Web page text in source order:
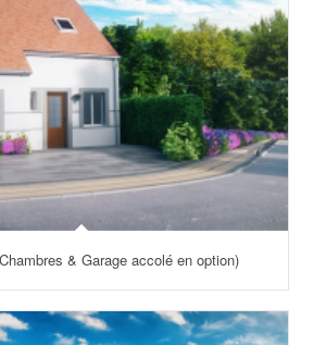
& Garage accolé en option)